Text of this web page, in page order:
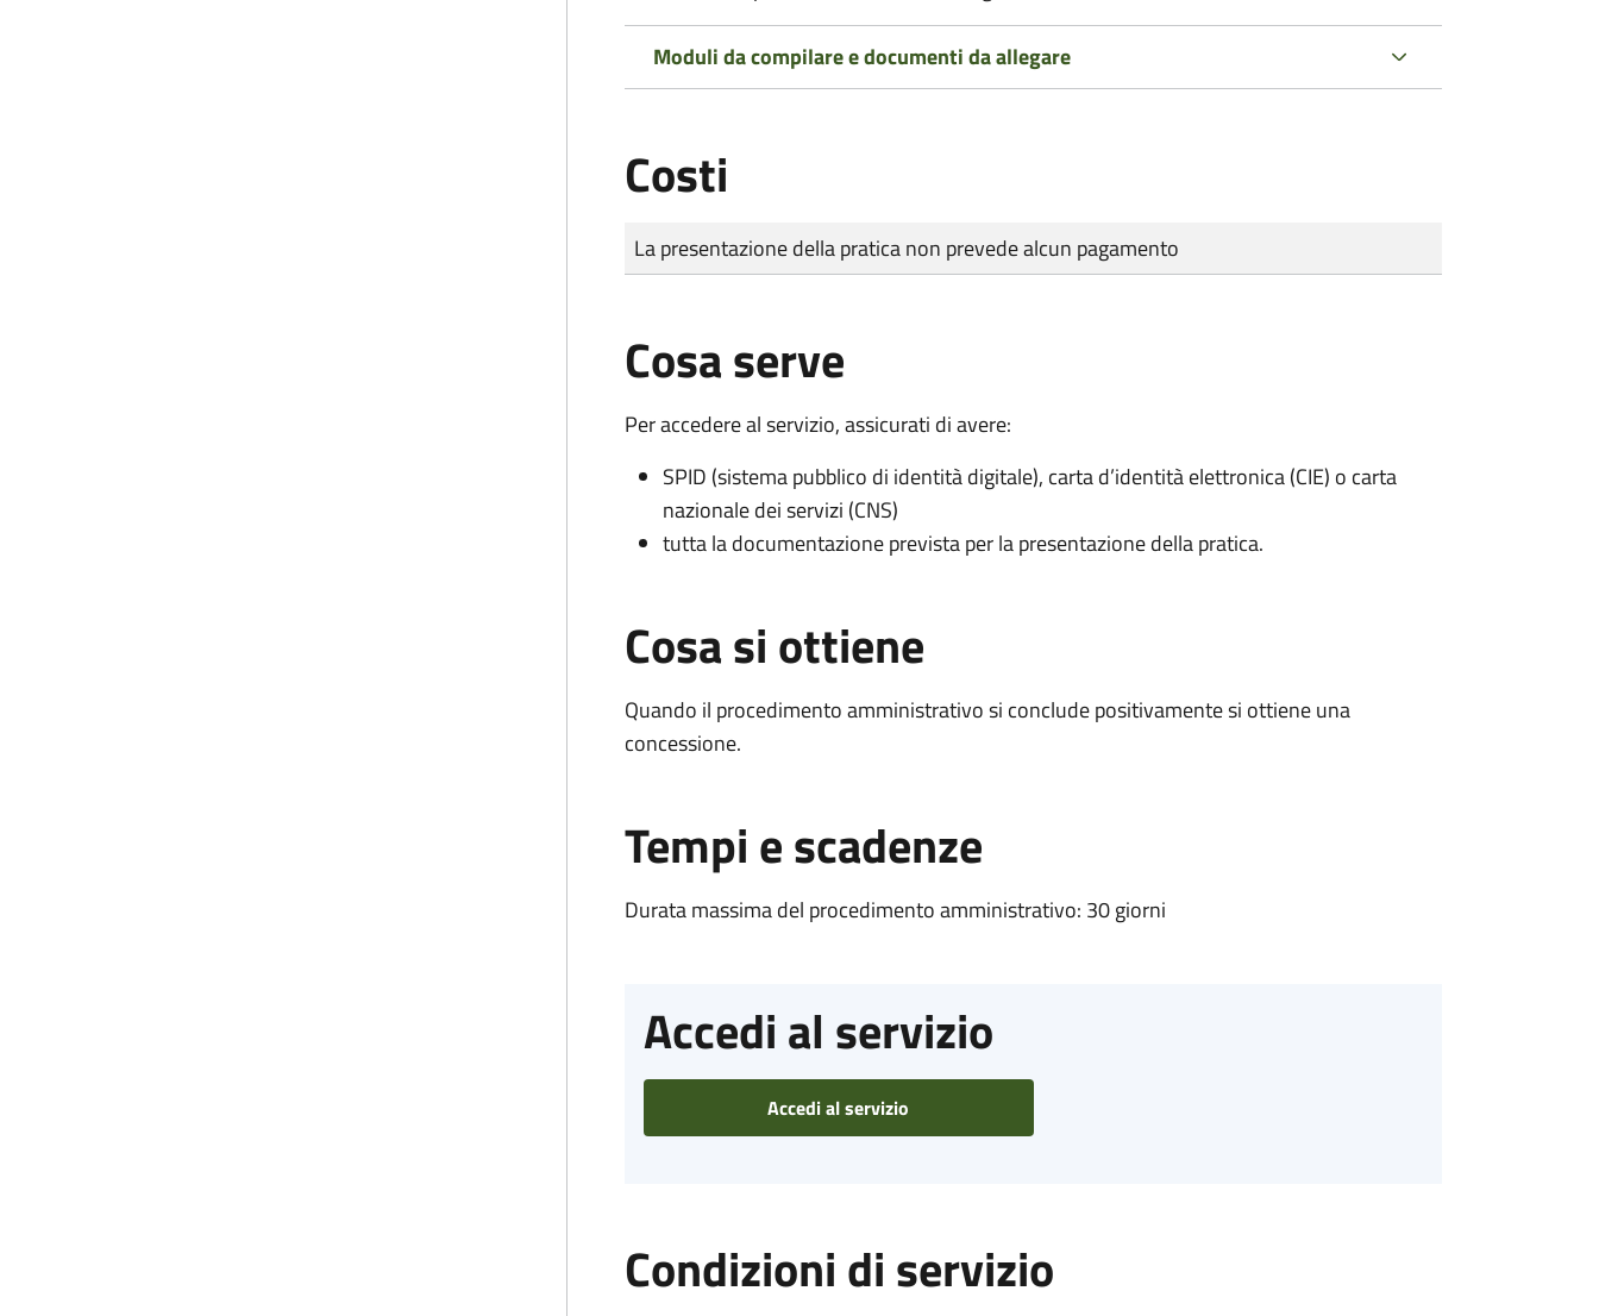
Moduli da compilare e documenti da allegare
Costi
Tipo di pagamento
Importo
La presentazione della pratica non prevede alcun pagamento
Cosa serve
Per accedere al servizio, assicurati di avere:
SPID (sistema pubblico di identità digitale), carta d’identità elettronica (CIE) o carta
nazionale dei servizi (CNS)
tutta la documentazione prevista per la presentazione della pratica.
Cosa si ottiene
Quando il procedimento amministrativo si conclude positivamente si ottiene una
concessione.
Tempi e scadenze
Durata massima del procedimento amministrativo: 30 giorni
Accedi al servizio
Accedi al servizio
Condizioni di servizio